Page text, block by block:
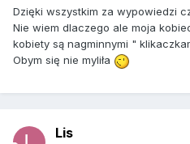
Dzięki wszystkim za wypowiedzi
Nie wiem dlaczego ale moja
kobiety są nagminnymi "
Obym się nie myliła
Lis